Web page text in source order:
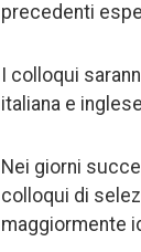
precedenti
I colloqui
italiana e
Nei giorni
colloqui di
maggiormente